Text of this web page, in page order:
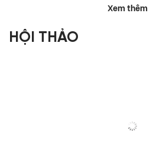
Xem thêm
HỘI THẢO